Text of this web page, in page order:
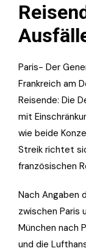
Paris- Der
Frankreich am
Reisende: Die
mit
wie beide
Streik richtet
französischen
Nach Angaben
zwischen Paris
München nach
und die